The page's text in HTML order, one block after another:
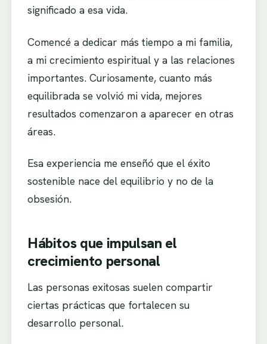
significado a esa vida.
Comencé a dedicar más tiempo a mi familia,
a mi crecimiento espiritual y a las relaciones
importantes. Curiosamente, cuanto más
equilibrada se volvió mi vida, mejores
resultados comenzaron a aparecer en otras
áreas.
Esa experiencia me enseñó que el éxito
sostenible nace del equilibrio y no de la
obsesión.
Hábitos que impulsan el
crecimiento personal
Las personas exitosas suelen compartir
ciertas prácticas que fortalecen su
desarrollo personal.